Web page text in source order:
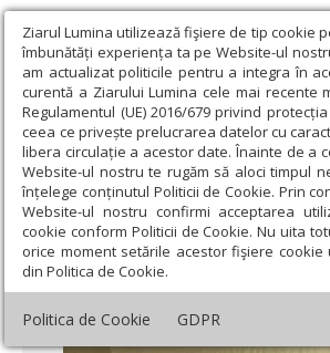
Ziarul Lumina utilizează fişiere de tip cookie
îmbunătăți experiența ta pe Website-ul
am actualizat politicile pentru a integra în
curentă a Ziarului Lumina cele mai recente
Regulamentul (UE) 2016/679 privind
ceea ce privește prelucrarea datelor cu
libera circulație a acestor date. Înainte de a
Website-ul nostru te rugăm să aloci timpul
înțelege conținutul Politicii de Cookie. Prin
Website-ul nostru confirmi acceptarea
cookie conform Politicii de Cookie. Nu uita
orice moment setările acestor fişiere
din Politica de Cookie.
Politica de Cookie GDPR
Ziarul Lumina › Actualitate religioasă › Știri
români din oraşul norvegian Bergen au un
Cei peste 1.000 de români
norvegian Bergen au un nou